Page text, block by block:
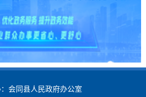
会同县人民政府办公室